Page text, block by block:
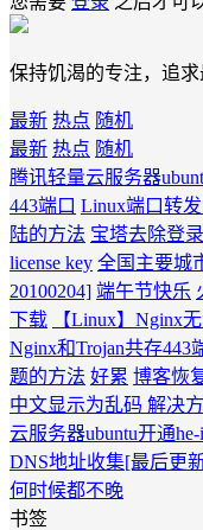
保持饥渴的专注，追
最新 热点 随机
最新 热点 随机
腾讯轻量云服务器
443端口 Linux端口转
陆的方法 宝塔去除登
license key 全国主要城
20100204] 端午节快乐
下载
【Linux】Nginx
Nginx和Trojan共存443
题的方法 好累 博客恢
中文显示为乱码 解决方
云服务器ubuntu开通
DNS地址收集[最后更
何时候都不晚
书签